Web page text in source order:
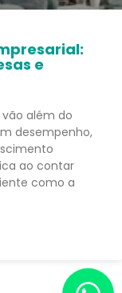
e
além do
desempenho,
ao contar
como a